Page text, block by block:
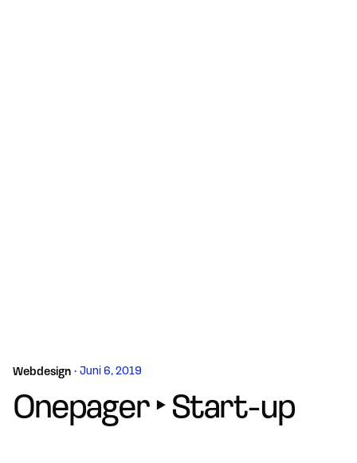
Webdesign Juni 6, 2019
Onepager ‣ Start-up